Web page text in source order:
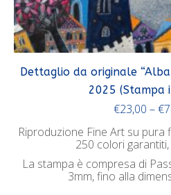
Dettaglio da originale
2025 (Stampa
€23,00 –€
Riproduzione Fine Art su pura
250 colori
La stampa è compresa di
3mm, fino alla